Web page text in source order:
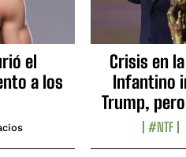
el
a los
Crisis en
Infantino
Trump,
#NTF